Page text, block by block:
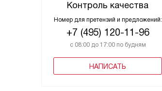
Контроль качества
Номер для претензий и предложений:
+7 (495) 120-11-96
с 08:00 до 17:00 по будням
НАПИСАТЬ